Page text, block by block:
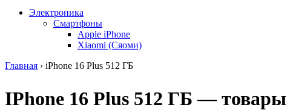
Электроника
Смартфоны
Apple iPhone
Xiaomi (Сяоми)
Главная › iPhone 16 Plus 512 ГБ
IPhone 16 Plus 512 ГБ — товары